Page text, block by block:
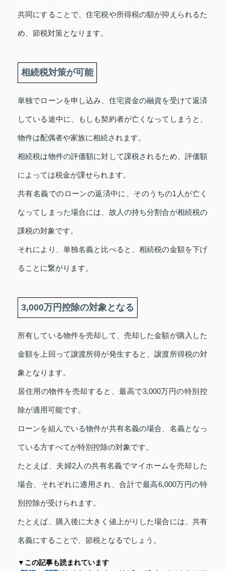
共同にすることで、住宅税や所得税の額が抑えられるた
め、節税対策となります。
相続税対策が可能
単独でローンを申し込み、住宅資金の融資を受けて返済
している途中に、もしも契約者が亡くなってしまうと、
物件は配偶者や家族に相続されます。
相続税は物件の評価額に対して課税されるため、評価額
によっては税金が課せられます。
共有名義でのローンの返済中に、そのうちの1人が亡く
なってしまった場合には、故人の持ち分割合が相続税の
課税の対象です。
それにより、単独名義と比べると、相続税の金額を下げ
ることに繋がります。
3,000万円控除の対象となる
所有している物件を売却して、売却した金額が購入した
金額を上回って譲渡所得が発生すると、譲渡所得税の対
象となります。
居住用の物件を売却すると、最高で3,000万円の特別控
除が適用可能です。
ローンを組んでいる物件が共有名義の場合、名義となっ
ている方すべてが特別控除の対象です。
たとえば、夫婦2人の共有名義でマイホームを売却した
場合、それぞれに適用され、合計で最高6,000万円の特
別控除が受けられます。
たとえば、購入後に大きく値上がりした場合には、共有
名義にすることで、節税となるでしょう。
▼この記事も読まれています